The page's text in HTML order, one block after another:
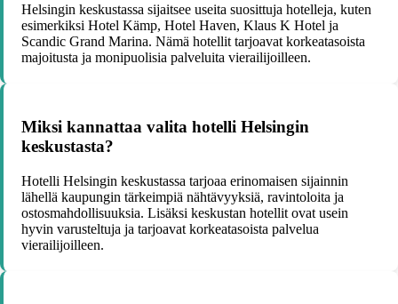
Helsingin keskustassa sijaitsee useita suosittuja hotelleja, kuten
esimerkiksi Hotel Kämp, Hotel Haven, Klaus K Hotel ja
Scandic Grand Marina. Nämä hotellit tarjoavat korkeatasoista
majoitusta ja monipuolisia palveluita vierailijoilleen.
Miksi kannattaa valita hotelli Helsingin
keskustasta?
Hotelli Helsingin keskustassa tarjoaa erinomaisen sijainnin
lähellä kaupungin tärkeimpiä nähtävyyksiä, ravintoloita ja
ostosmahdollisuuksia. Lisäksi keskustan hotellit ovat usein
hyvin varusteltuja ja tarjoavat korkeatasoista palvelua
vierailijoilleen.